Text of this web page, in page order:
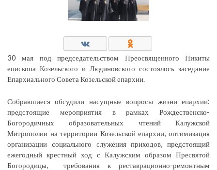
30 мая под председательством Преосвященного Никиты
епископа Козельского и Людиновского состоялось заседание
Епархиального Совета Козельской епархии.
Собравшиеся обсудили насущные вопросы жизни епархии:
предстоящие мероприятия в рамках Рождественско-
Богородичных образовательных чтений Калужской
Митрополии на территории Козельской епархии, оптимизация
организации социального служения приходов, предстоящий
ежегодный крестный ход с Калужским образом Пресвятой
Богородицы, требования к реставрационно-ремонтным